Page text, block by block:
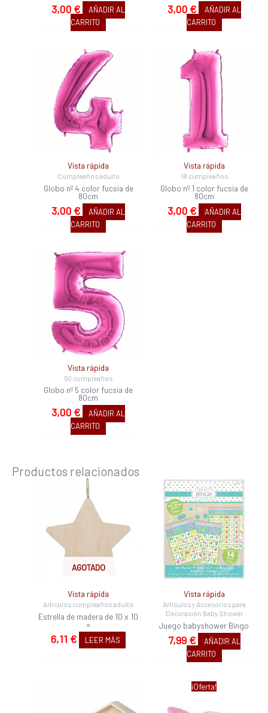
3,00 €
AÑADIR AL
CARRITO
3,00 €
AÑADIR AL
CARRITO
Vista rápida
Cumpleaños adulto
Globo nº 4 color fucsia de
80cm
3,00 €
AÑADIR AL
CARRITO
Vista rápida
18 cumpleaños
Globo nº 1 color fucsia de
80cm
3,00 €
AÑADIR AL
CARRITO
Vista rápida
50 cumpleaños
Globo nº 5 color fucsia de
80cm
3,00 €
AÑADIR AL
CARRITO
Productos relacionados
AGOTADO
Vista rápida
Artículos cumpleaños adulto
Estrella de madera de 10 x 10
«
6,11 € LEER MÁS
Vista rápida
Artículos y Accesorios para
Decoración Baby Shower
Juego babyshower Bingo
7,99 €
AÑADIR AL
CARRITO
¡Oferta!
El